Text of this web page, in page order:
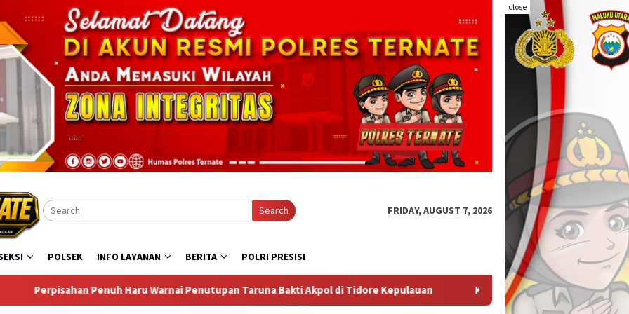
close
Search FRIDAY, AUGUST 7, 2026
POLSEK INFO LAYANAN BERITA POLRI PRESISI
Penutupan Taruna Bakti Akpol di Tidore Kepulauan KBPBI Apresiasi Komitmen Kapolri Kawal Aspirasi dalam